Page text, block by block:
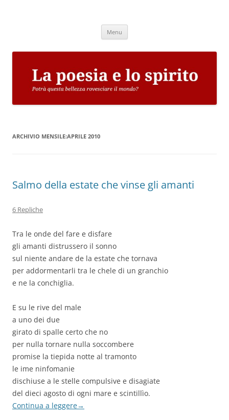
Menu
ARCHIVIO MENSILE:APRILE 2010
Salmo della estate che vinse gli amanti
6 Repliche
Tra le onde del fare e disfare
gli amanti distrussero il sonno
sul niente andare de la estate che tornava
per addormentarli tra le chele di un granchio
e ne la conchiglia.
E su le rive del male
a uno dei due
girato di spalle certo che no
per nulla tornare nulla soccombere
promise la tiepida notte al tramonto
le ime ninfomanie
dischiuse a le stelle compulsive e disagiate
del dieci agosto di ogni mare e scintillìo.
Continua a leggere→